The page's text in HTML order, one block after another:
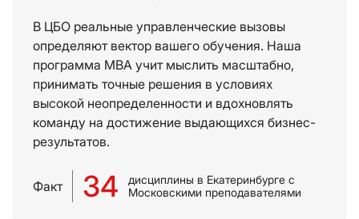
В ЦБО реальные управленческие вызовы
определяют вектор вашего обучения. Наша
программа MBA учит мыслить масштабно,
принимать точные решения в условиях
высокой неопределенности и вдохновлять
команду на достижение выдающихся бизнес-
результатов.
Факт 34
дисциплины в Екатеринбурге с
Московскими преподавателями